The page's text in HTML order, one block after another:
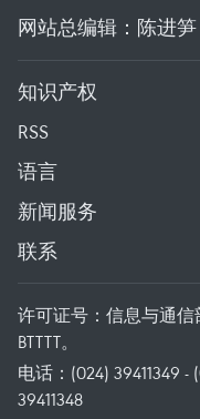
网站总编辑：陈进笋
知识产权
RSS
语言
新闻服务
联系
许可证号：信息与通信
BTTTT。
电话：(024) 39411349 -
39411348